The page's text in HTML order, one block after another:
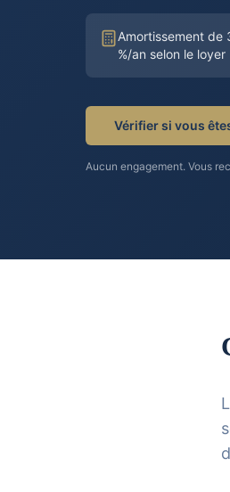
Amortissement de
%/an selon le loyer
Vérifier si vous
Aucun engagement. Vous